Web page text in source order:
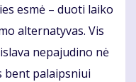
esmė – duoti laiko
alternatyvas. Vis
nepajudino nė
bent palaipsniui